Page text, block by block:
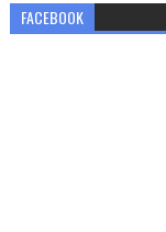
FACEBOOK